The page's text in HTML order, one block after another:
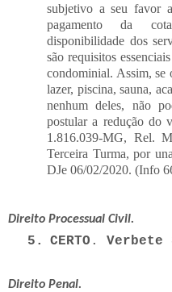
subjetivo a seu favor
pagamento da
disponibilidade dos
são requisitos
condominial. Assim, se
lazer, piscina, sauna,
nenhum deles, não
postular a redução do
1.816.039-MG, Rel.
Terceira Turma, por
DJe 06/02/2020. (Info
Direito Processual Civil.
5. CERTO . Verbete
Direito Penal.